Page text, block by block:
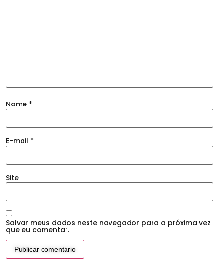
Nome *
E-mail *
Site
Salvar meus dados neste navegador para a próxima vez
que eu comentar.